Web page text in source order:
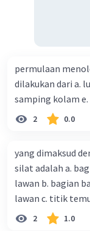
permulaan
dilakukan dari a.
samping kolam
2 0.0
yang dimaksud
silat adalah a.
lawan b. bagian
lawan c. titik
2 1.0